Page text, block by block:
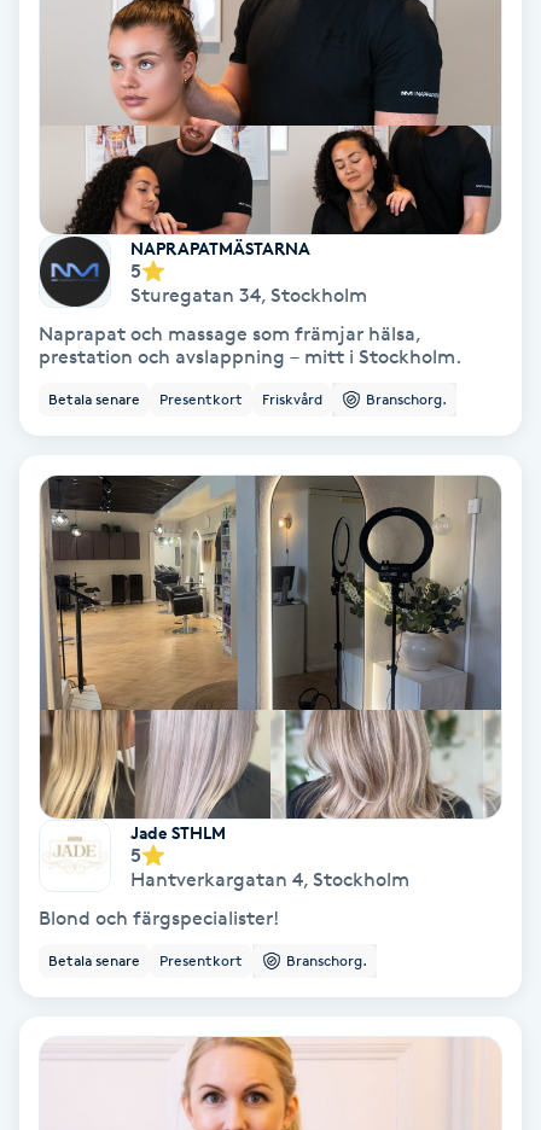
Hollywood Peel
Hot Stone Massage
Hot yoga
Hudföryngring
Huduppstramning
Hyaluronsyra
Hyperhidros
Hypnos
Hårborttagning
Hårbottenbehandling
Hårförlängning
Hårvård
Hälsa
NAPRAPATMÄSTARNA
5
Sturegatan 34, Stockholm
Naprapat och massage som främjar hälsa,
prestation och avslappning – mitt i Stockholm.
Betala senare Presentkort Friskvård Branschorg.
Jade STHLM
5
Hantverkargatan 4, Stockholm
Blond och färgspecialister!
Betala senare Presentkort Branschorg.